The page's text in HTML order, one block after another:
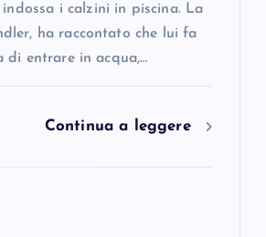
indossa i calzini in piscina. La
ha raccontato che lui fa
entrare in acqua,…
Continua a leggere